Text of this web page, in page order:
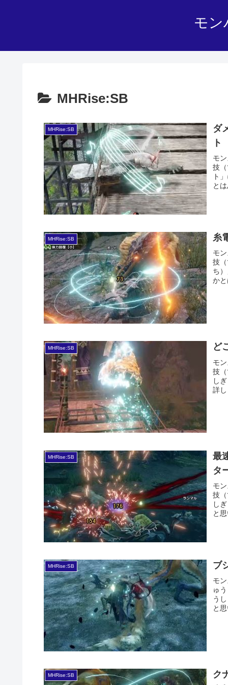
モン
MHRise:SB
MHRise:SB
ダ
ト
モ
技
ト
と
MHRise:SB 糸
モ
技
ち
か
MHRise:SB ど
モ
技
し
詳
MHRise:SB
最
タ
モ
技
し
と
MHRise:SB ブ
モ
ゅ
う
と
MHRise:SB
ク